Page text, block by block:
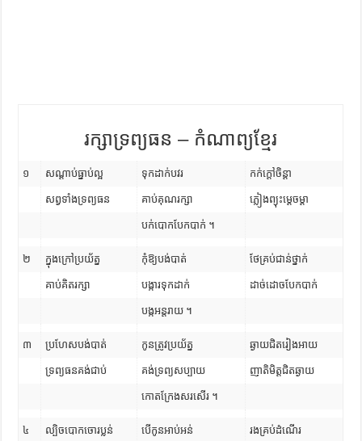
រក្សាទ្រព្យធន – កំណាព្យខ្មែរ
១ សណ្តាប់ធ្នាប់ល្អ ទុកដាក់បវរ កក់ក្តៅចិន្តា
សព្វទាំងទ្រព្យធន គាប់គុណរក្សា ភ្លៀងព្យុះម្តេចម្តា
បក់បោកបែកបាក់ ។
២ ក្នុងក្រៅប្រយ័ត្ន កុំឱ្យបង់បាត់ ថែគ្រប់ជាន់ថ្នាក់
គាប់គិតរក្សា បង្ការទុកដាក់ ដាច់ដោចបែកបាក់
បង្កអន្តរាយ ។
៣ ប្រហែសបង់បាត់ កូនត្រូវប្រយ័ត្ន ឆ្ងាយជិតរៀងអាយ
ទ្រព្យធនគង់ជាប់ គង់ទ្រព្យសប្បាយ ញាតិមិត្តជិតឆ្ងាយ
កោតក្រែងសរសើរ ។
៤ ល្បិចបោកចោរប្លន់ បើកូនអាប់អន់ រងគ្រប់ដំណើរ